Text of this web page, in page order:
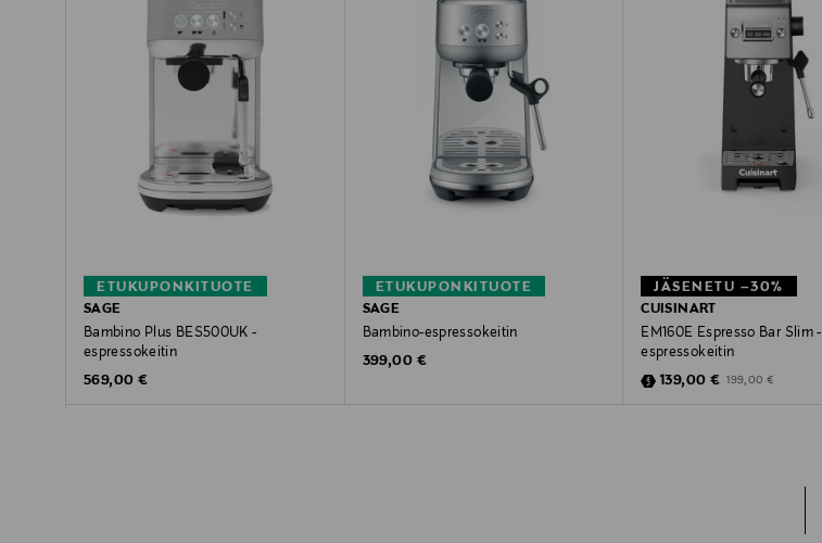
ETUKUPONKITUOTE
SAGE
Bambino Plus BES500UK -
espressokeitin
Original Price
569,00 €
ETUKUPONKITUOTE
SAGE
Bambino-espressokeitin
Original Price
399,00 €
JÄSENETU –30%
CUISINART
EM160E Espresso Bar Slim -
espressokeitin
Discounted Price
139,00 € Original Price
199,00 €